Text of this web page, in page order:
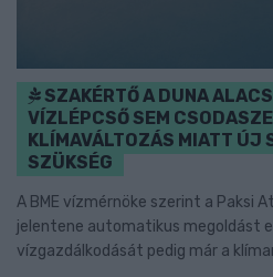
SZAKÉRTŐ A DUNA
VÍZLÉPCSŐ SEM
KLÍMAVÁLTOZÁS MIATT ÚJ
SZÜKSÉG
A BME vízmérnöke szerint a Paksi
jelentene automatikus megoldást
vízgazdálkodását pedig már a